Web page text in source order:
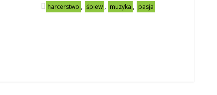
harcerstwo , śpiew , muzyka , pasja